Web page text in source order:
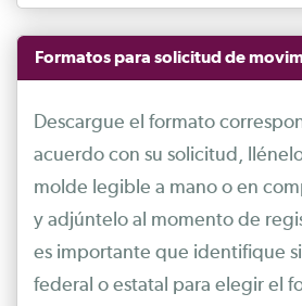
Formatos para solicitud de
Descargue el formato
acuerdo con su solicitud,
molde legible a mano o en
y adjúntelo al momento de
es importante que identifique
federal o estatal para elegir el